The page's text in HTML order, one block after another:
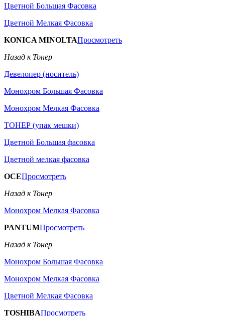
Цветной Большая Фасовка
Цветной Мелкая Фасовка
KONICA MINOLTAПросмотреть
Назад к Тонер
Девелопер (носитель)
Монохром Большая Фасовка
Монохром Мелкая Фасовка
ТОНЕР (упак мешки)
Цветной Большая фасовка
Цветной мелкая фасовка
OCEПросмотреть
Назад к Тонер
Монохром Мелкая Фасовка
PANTUMПросмотреть
Назад к Тонер
Монохром Большая Фасовка
Монохром Мелкая Фасовка
Цветной Мелкая Фасовка
TOSHIBAПросмотреть